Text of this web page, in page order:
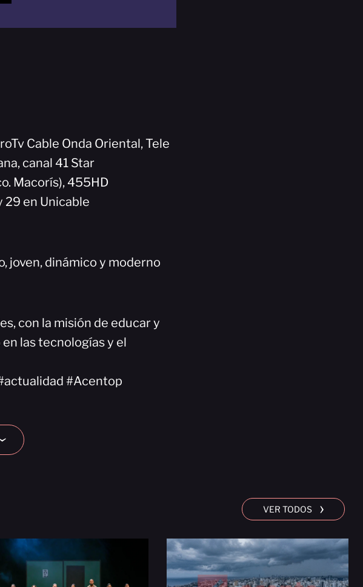
Cable Onda Oriental, Tele
canal 41 Star
Macorís), 455HD
29 en Unicable
joven, dinámico y moderno
con la misión de educar y
las tecnologías y el
#Acentop
VER TODOS ›